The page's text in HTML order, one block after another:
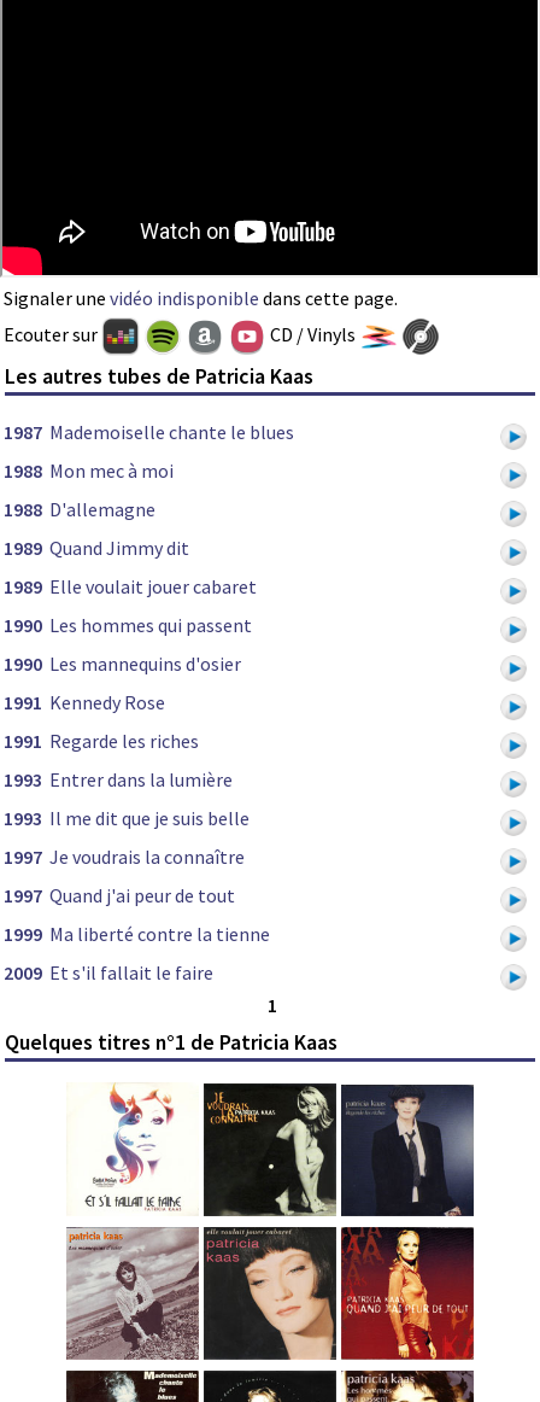
Signaler une vidéo indisponible dans cette page.
Ecouter sur
CD / Vinyls
Les autres tubes de Patricia Kaas
1987 Mademoiselle chante le blues
1988 Mon mec à moi
1988 D'allemagne
1989 Quand Jimmy dit
1989 Elle voulait jouer cabaret
1990 Les hommes qui passent
1990 Les mannequins d'osier
1991 Kennedy Rose
1991 Regarde les riches
1993 Entrer dans la lumière
1993 Il me dit que je suis belle
1997 Je voudrais la connaître
1997 Quand j'ai peur de tout
1999 Ma liberté contre la tienne
2009 Et s'il fallait le faire
1
Quelques titres n°1 de Patricia Kaas